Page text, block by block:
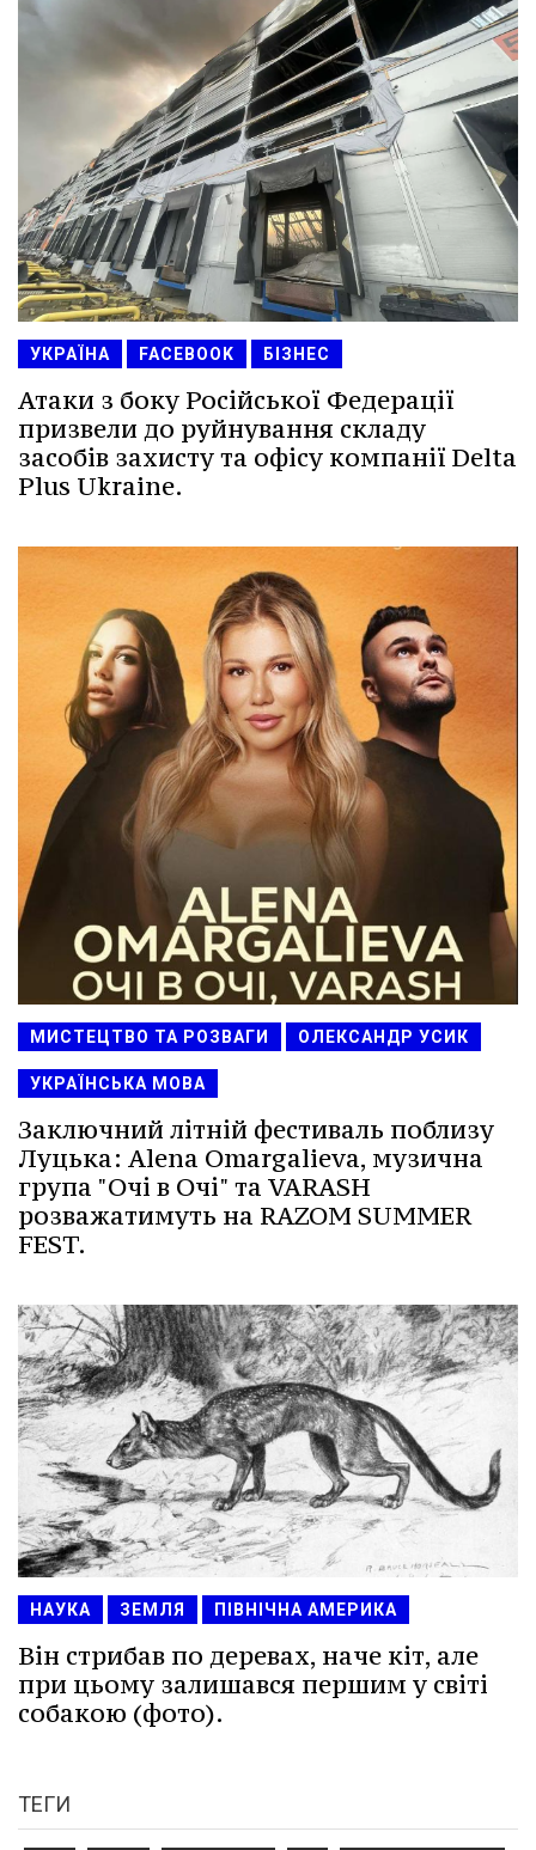
УКРАЇНА FACEBOOK БІЗНЕС
Атаки з боку Російської Федерації
призвели до руйнування складу
засобів захисту та офісу компанії Delta
Plus Ukraine.
МИСТЕЦТВО ТА РОЗВАГИ ОЛЕКСАНДР УСИК
УКРАЇНСЬКА МОВА
Заключний літній фестиваль поблизу
Луцька: Alena Omargalieva, музична
група "Очі в Очі" та VARASH
розважатимуть на RAZOM SUMMER
FEST.
НАУКА ЗЕМЛЯ ПІВНІЧНА АМЕРИКА
Він стрибав по деревах, наче кіт, але
при цьому залишався першим у світі
собакою (фото).
ТЕГИ